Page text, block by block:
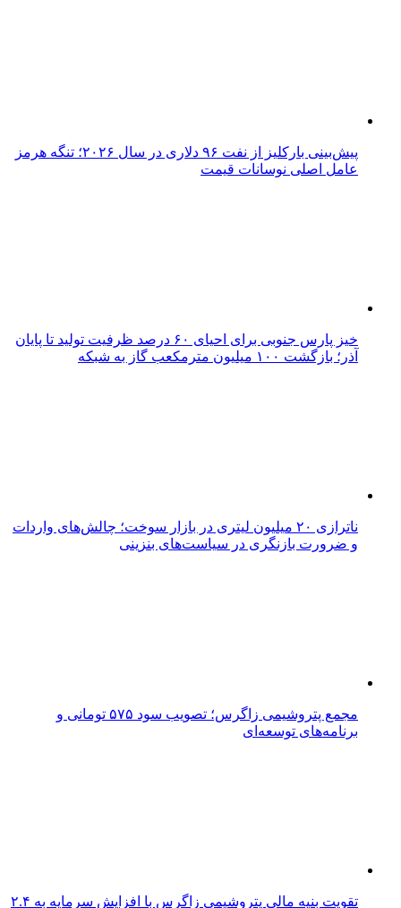
پیش‌بینی بارکلیز از نفت ۹۶ دلاری در سال ۲۰۲۶؛ تنگه هرمز
عامل اصلی نوسانات قیمت
خیز پارس جنوبی برای احیای ۶۰ درصد ظرفیت تولید تا پایان
آذر؛ بازگشت ۱۰۰ میلیون مترمکعب گاز به شبکه
ناترازی ۲۰ میلیون لیتری در بازار سوخت؛ چالش‌های واردات
و ضرورت بازنگری در سیاست‌های بنزینی
مجمع پتروشیمی زاگرس؛ تصویب سود ۵۷۵ تومانی و
برنامه‌های توسعه‌ای
تقویت بنیه مالی پتروشیمی زاگرس با افزایش سرمایه به ۲.۴